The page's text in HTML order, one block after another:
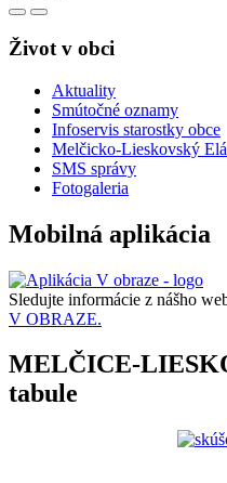
Život v obci
Aktuality
Smútočné oznamy
Infoservis starostky obce
Melčicko-Lieskovský
SMS správy
Fotogaleria
Mobilná aplikácia
Sledujte informácie z nášho
V OBRAZE.
MELČICE-
tabule